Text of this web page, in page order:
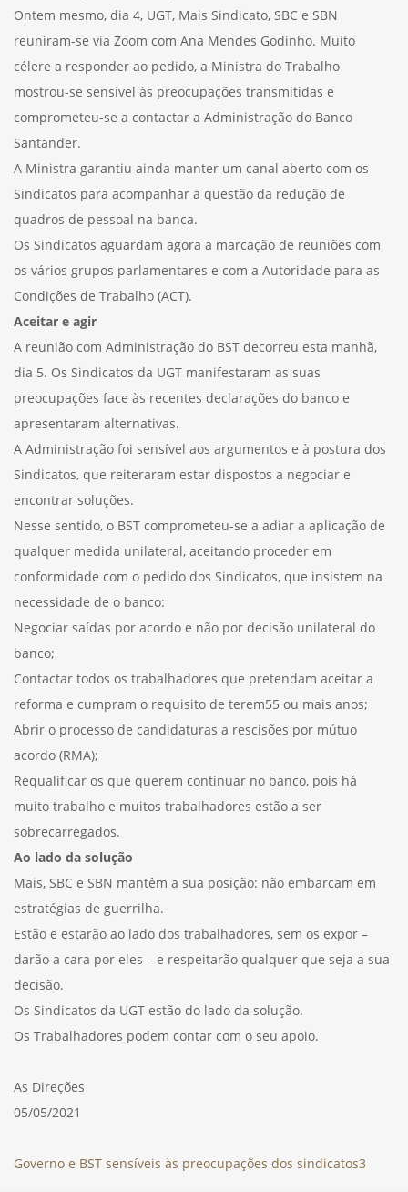
Ontem mesmo, dia 4, UGT, Mais Sindicato, SBC e SBN
reuniram-se via Zoom com Ana Mendes Godinho. Muito
célere a responder ao pedido, a Ministra do Trabalho
mostrou-se sensível às preocupações transmitidas e
comprometeu-se a contactar a Administração do Banco
Santander.
A Ministra garantiu ainda manter um canal aberto com os
Sindicatos para acompanhar a questão da redução de
quadros de pessoal na banca.
Os Sindicatos aguardam agora a marcação de reuniões com
os vários grupos parlamentares e com a Autoridade para as
Condições de Trabalho (ACT).
Aceitar e agir
A reunião com Administração do BST decorreu esta manhã,
dia 5. Os Sindicatos da UGT manifestaram as suas
preocupações face às recentes declarações do banco e
apresentaram alternativas.
A Administração foi sensível aos argumentos e à postura dos
Sindicatos, que reiteraram estar dispostos a negociar e
encontrar soluções.
Nesse sentido, o BST comprometeu-se a adiar a aplicação de
qualquer medida unilateral, aceitando proceder em
conformidade com o pedido dos Sindicatos, que insistem na
necessidade de o banco:
Negociar saídas por acordo e não por decisão unilateral do
banco;
Contactar todos os trabalhadores que pretendam aceitar a
reforma e cumpram o requisito de terem55 ou mais anos;
Abrir o processo de candidaturas a rescisões por mútuo
acordo (RMA);
Requalificar os que querem continuar no banco, pois há
muito trabalho e muitos trabalhadores estão a ser
sobrecarregados.
Ao lado da solução
Mais, SBC e SBN mantêm a sua posição: não embarcam em
estratégias de guerrilha.
Estão e estarão ao lado dos trabalhadores, sem os expor –
darão a cara por eles – e respeitarão qualquer que seja a sua
decisão.
Os Sindicatos da UGT estão do lado da solução.
Os Trabalhadores podem contar com o seu apoio.
As Direções
05/05/2021
Governo e BST sensíveis às preocupações dos sindicatos3